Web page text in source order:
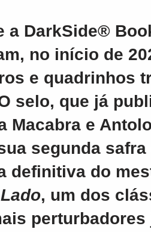
a DarkSide®
no início de
e quadrinhos
selo, que já
Macabra e
segunda
definitiva do
, um dos